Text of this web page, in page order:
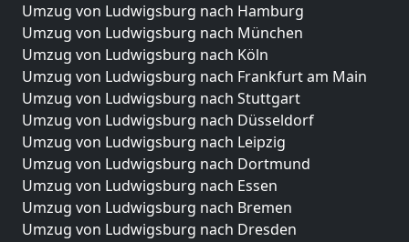
Umzug von Ludwigsburg nach Hamburg
Umzug von Ludwigsburg nach München
Umzug von Ludwigsburg nach Köln
Umzug von Ludwigsburg nach Frankfurt am Main
Umzug von Ludwigsburg nach Stuttgart
Umzug von Ludwigsburg nach Düsseldorf
Umzug von Ludwigsburg nach Leipzig
Umzug von Ludwigsburg nach Dortmund
Umzug von Ludwigsburg nach Essen
Umzug von Ludwigsburg nach Bremen
Umzug von Ludwigsburg nach Dresden